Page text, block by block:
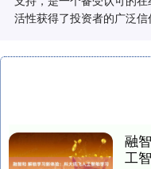
活性获得了投资者的广泛信
融
工